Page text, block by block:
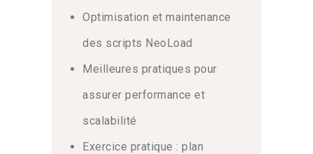
Optimisation et maintenance
des scripts NeoLoad
Meilleures pratiques pour
assurer performance et
scalabilité
Exercice pratique : plan